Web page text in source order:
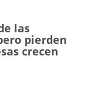
las
pierden
crecen